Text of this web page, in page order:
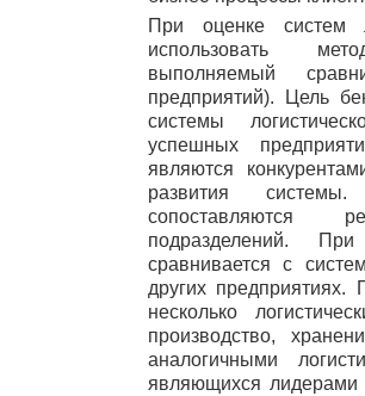
При оценке систем
использовать
выполняемый
предприятий). Цель
системы
успешных
являются
развития
сопоставляются
подразделений.
сравнивается с
других
несколько
производство,
аналогичными
являющихся лидерами